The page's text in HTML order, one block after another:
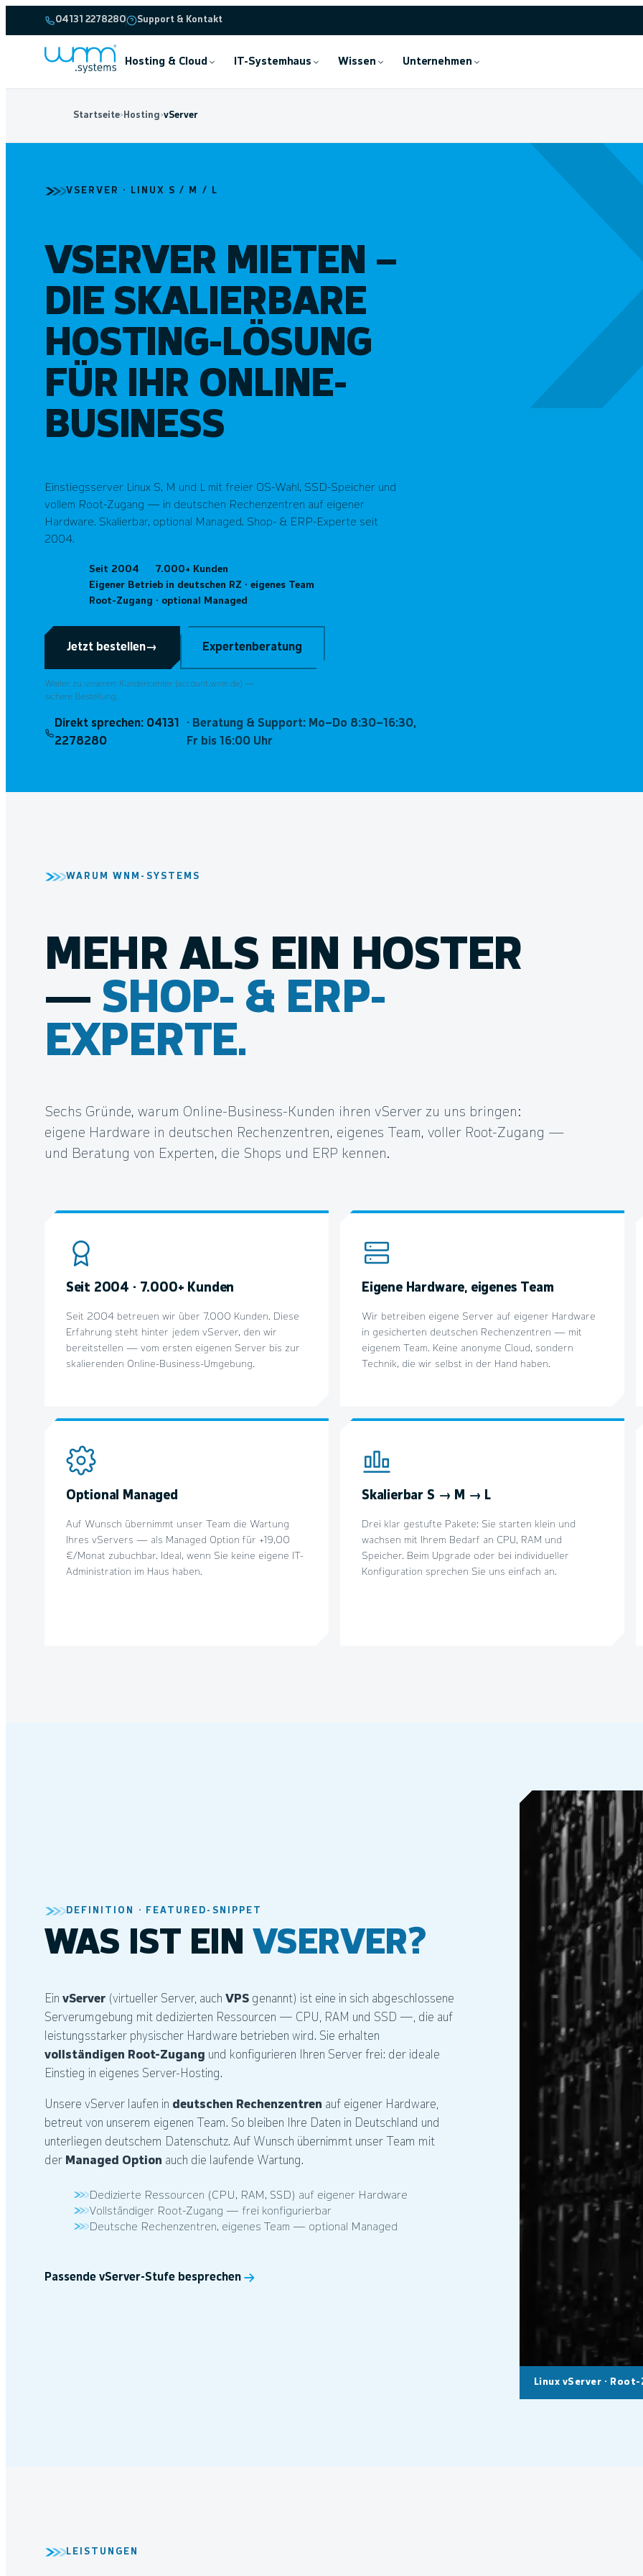
04131 2278280 Support & Kontakt
Hosting & Cloud IT-Systemhaus Wissen Unternehmen
Startseite› Hosting›vServer
VSERVER · LINUX S / M / L
VSERVER MIETEN –
DIE SKALIERBARE
HOSTING-LÖSUNG
FÜR IHR ONLINE-
BUSINESS
Einstiegsserver Linux S, M und L mit freier OS-Wahl, SSD-Speicher und
vollem Root-Zugang — in deutschen Rechenzentren auf eigener
Hardware. Skalierbar, optional Managed. Shop- & ERP-Experte seit
2004.
Seit 2004
7.000+ Kunden
Eigener Betrieb in deutschen RZ · eigenes Team
Root-Zugang · optional Managed
Jetzt bestellen→ Expertenberatung
Weiter zu unserem Kundencenter (account.wnm.de) —
sichere Bestellung.
Direkt sprechen: 04131
2278280
· Beratung & Support: Mo–Do 8:30–16:30,
Fr bis 16:00 Uhr
WARUM WNM-SYSTEMS
MEHR ALS EIN HOSTER
— SHOP- & ERP-
EXPERTE.
Sechs Gründe, warum Online-Business-Kunden ihren vServer zu uns bringen:
eigene Hardware in deutschen Rechenzentren, eigenes Team, voller Root-Zugang —
und Beratung von Experten, die Shops und ERP kennen.
Seit 2004 · 7.000+ Kunden
Seit 2004 betreuen wir über 7.000 Kunden. Diese
Erfahrung steht hinter jedem vServer, den wir
bereitstellen — vom ersten eigenen Server bis zur
skalierenden Online-Business-Umgebung.
Eigene Hardware, eigenes Team
Wir betreiben eigene Server auf eigener Hardware
in gesicherten deutschen Rechenzentren — mit
eigenem Team. Keine anonyme Cloud, sondern
Technik, die wir selbst in der Hand haben.
Optional Managed
Auf Wunsch übernimmt unser Team die Wartung
Ihres vServers — als Managed Option für +19,00
€/Monat zubuchbar. Ideal, wenn Sie keine eigene IT-
Administration im Haus haben.
Skalierbar S → M → L
Drei klar gestufte Pakete: Sie starten klein und
wachsen mit Ihrem Bedarf an CPU, RAM und
Speicher. Beim Upgrade oder bei individueller
Konfiguration sprechen Sie uns einfach an.
DEFINITION · FEATURED-SNIPPET
WAS IST EIN VSERVER?
Ein vServer(virtueller Server, auch VPSgenannt) ist eine in sich abgeschlossene
Serverumgebung mit dedizierten Ressourcen — CPU, RAM und SSD —, die auf
leistungsstarker physischer Hardware betrieben wird. Sie erhalten
vollständigen Root-Zugang und konfigurieren Ihren Server frei: der ideale
Einstieg in eigenes Server-Hosting.
Unsere vServer laufen in deutschen Rechenzentren auf eigener Hardware,
betreut von unserem eigenen Team. So bleiben Ihre Daten in Deutschland und
unterliegen deutschem Datenschutz. Auf Wunsch übernimmt unser Team mit
der Managed Option auch die laufende Wartung.
Dedizierte Ressourcen (CPU, RAM, SSD) auf eigener Hardware
Vollständiger Root-Zugang — frei konfigurierbar
Deutsche Rechenzentren, eigenes Team — optional Managed
Passende vServer-Stufe besprechen
Linux vServer ·
LEISTUNGEN